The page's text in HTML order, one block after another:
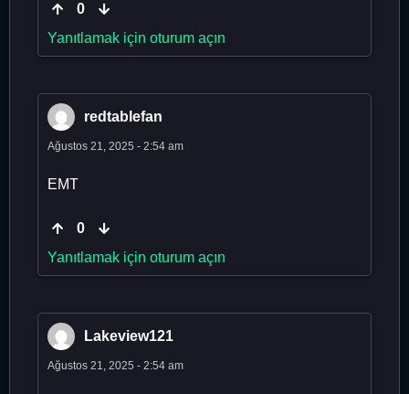
0
Yanıtlamak için oturum açın
redtablefan
Ağustos 21, 2025 - 2:54 am
EMT
0
Yanıtlamak için oturum açın
Lakeview121
Ağustos 21, 2025 - 2:54 am